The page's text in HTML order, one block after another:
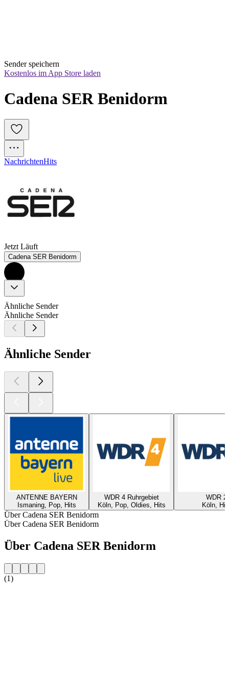
Sender speichern
Kostenlos im App Store laden
Cadena SER Benidorm
NachrichtenHits
Jetzt Läuft
Cadena SER Benidorm
Ähnliche Sender
Ähnliche Sender
Ähnliche Sender
ANTENNE BAYERN
Ismaning, Pop, Hits
WDR 4 Ruhrgebiet
Köln, Pop, Oldies, Hits
WDR 2
Köln,
Über Cadena SER Benidorm
Über Cadena SER Benidorm
Über Cadena SER Benidorm
(1)